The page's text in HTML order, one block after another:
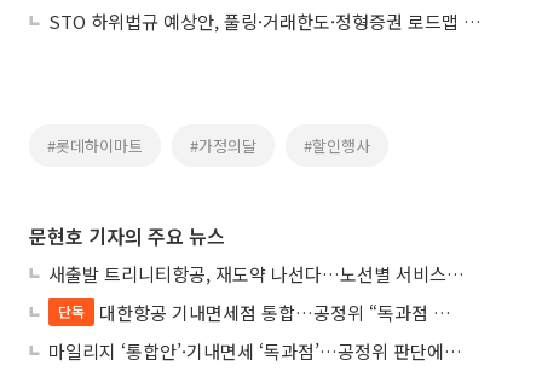
STO 하위법규 예상안, 풀링·거래한도·정형증권 로드맵 제시
#롯데하이마트 #가정의달 #할인행사
문현호 기자의 주요 뉴스
새출발 트리니티항공, 재도약 나선다…노선별 서비스 차별화
단독
대한항공 기내면세점 통합…공정위 “독과점 여부 따진다”
마일리지 ‘통합안’·기내면세 ‘독과점’…공정위 판단에 쏠린 눈